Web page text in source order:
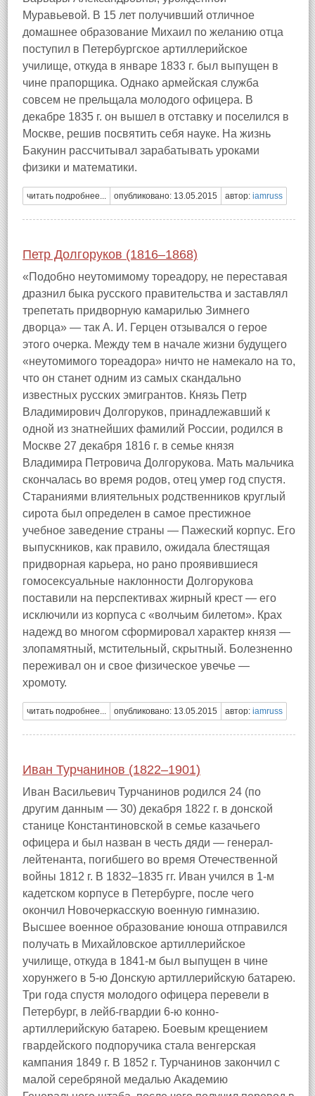
Муравьевой. В 15 лет получивший отличное
домашнее образование Михаил по желанию отца
поступил в Петербургское артиллерийское
училище, откуда в январе 1833 г. был выпущен в
чине прапорщика. Однако армейская служба
совсем не прельщала молодого офицера. В
декабре 1835 г. он вышел в отставку и поселился в
Москве, решив посвятить себя науке. На жизнь
Бакунин рассчитывал зарабатывать уроками
физики и математики.
читать подробнее... опубликовано: 13.05.2015 автор: iamruss
Петр Долгоруков (1816–1868)
«Подобно неутомимому тореадору, не переставая
дразнил быка русского правительства и заставлял
трепетать придворную камарилью Зимнего
дворца» — так А. И. Герцен отзывался о герое
этого очерка. Между тем в начале жизни будущего
«неутомимого тореадора» ничто не намекало на то,
что он станет одним из самых скандально
известных русских эмигрантов. Князь Петр
Владимирович Долгоруков, принадлежавший к
одной из знатнейших фамилий России, родился в
Москве 27 декабря 1816 г. в семье князя
Владимира Петровича Долгорукова. Мать мальчика
скончалась во время родов, отец умер год спустя.
Стараниями влиятельных родственников круглый
сирота был определен в самое престижное
учебное заведение страны — Пажеский корпус. Его
выпускников, как правило, ожидала блестящая
придворная карьера, но рано проявившиеся
гомосексуальные наклонности Долгорукова
поставили на перспективах жирный крест — его
исключили из корпуса с «волчьим билетом». Крах
надежд во многом сформировал характер князя —
злопамятный, мстительный, скрытный. Болезненно
переживал он и свое физическое увечье —
хромоту.
читать подробнее... опубликовано: 13.05.2015 автор: iamruss
Иван Турчанинов (1822–1901)
Иван Васильевич Турчанинов родился 24 (по
другим данным — 30) декабря 1822 г. в донской
станице Константиновской в семье казачьего
офицера и был назван в честь дяди — генерал-
лейтенанта, погибшего во время Отечественной
войны 1812 г. В 1832–1835 гг. Иван учился в 1-м
кадетском корпусе в Петербурге, после чего
окончил Новочеркасскую военную гимназию.
Высшее военное образование юноша отправился
получать в Михайловское артиллерийское
училище, откуда в 1841-м был выпущен в чине
хорунжего в 5-ю Донскую артиллерийскую батарею.
Три года спустя молодого офицера перевели в
Петербург, в лейб-гвардии 6-ю конно-
артиллерийскую батарею. Боевым крещением
гвардейского подпоручика стала венгерская
кампания 1849 г. В 1852 г. Турчанинов закончил с
малой серебряной медалью Академию